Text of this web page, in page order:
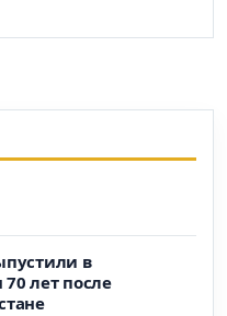
в
лет после